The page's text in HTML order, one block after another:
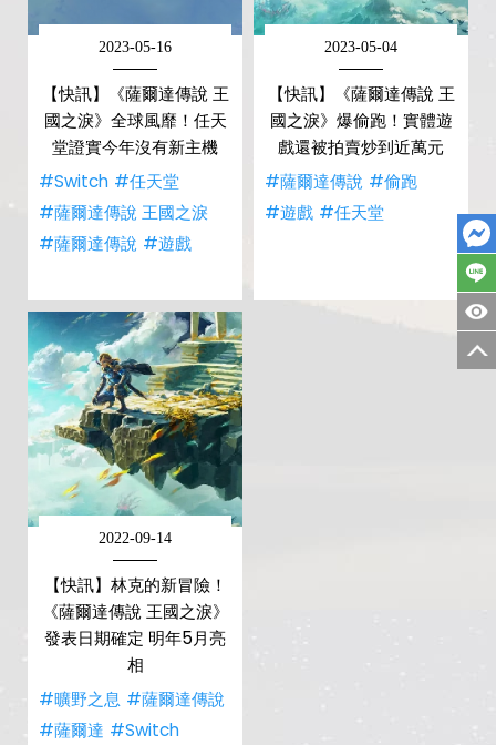
2023-05-16
【快訊】《薩爾達傳說 王
國之淚》全球風靡！任天
堂證實今年沒有新主機
#Switch #任天堂
#薩爾達傳說 王國之淚
#薩爾達傳說 #遊戲
2023-05-04
【快訊】《薩爾達傳說 王
國之淚》爆偷跑！實體遊
戲還被拍賣炒到近萬元
#薩爾達傳說 #偷跑
#遊戲 #任天堂
2022-09-14
【快訊】林克的新冒險！
《薩爾達傳說 王國之淚》
發表日期確定 明年5月亮
相
#曠野之息 #薩爾達傳說
#薩爾達 #Switch